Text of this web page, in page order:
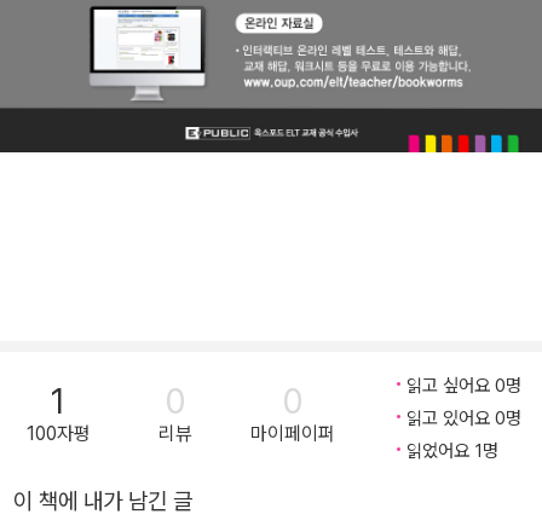
1
100자평
0
리뷰
0
마이페이퍼
읽고 싶어요 0명
읽고 있어요 0명
읽었어요 1명
이 책에 내가 남긴 글